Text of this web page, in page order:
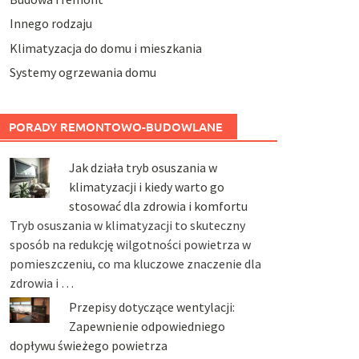
Innego rodzaju
Klimatyzacja do domu i mieszkania
Systemy ogrzewania domu
PORADY REMONTOWO-BUDOWLANE
Jak działa tryb osuszania w
klimatyzacji i kiedy warto go
stosować dla zdrowia i komfortu
Tryb osuszania w klimatyzacji to skuteczny
sposób na redukcję wilgotności powietrza w
pomieszczeniu, co ma kluczowe znaczenie dla
zdrowia i …
Przepisy dotyczące wentylacji:
Zapewnienie odpowiedniego
dopływu świeżego powietrza